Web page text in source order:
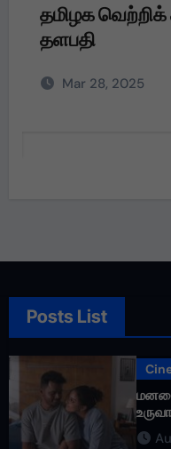
வெற்றிக்
28, 2025
Posts List